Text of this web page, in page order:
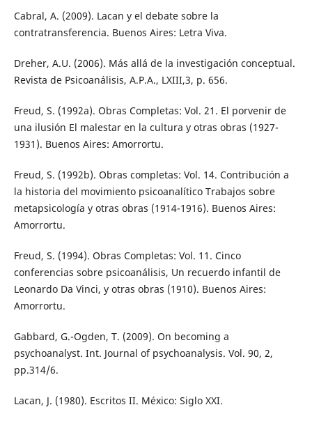
Cabral, A. (2009). Lacan y el debate sobre la
contratransferencia. Buenos Aires: Letra Viva.
Dreher, A.U. (2006). Más allá de la investigación conceptual.
Revista de Psicoanálisis, A.P.A., LXIII,3, p. 656.
Freud, S. (1992a). Obras Completas: Vol. 21. El porvenir de
una ilusión El malestar en la cultura y otras obras (1927-
1931). Buenos Aires: Amorrortu.
Freud, S. (1992b). Obras completas: Vol. 14. Contribución a
la historia del movimiento psicoanalítico Trabajos sobre
metapsicología y otras obras (1914-1916). Buenos Aires:
Amorrortu.
Freud, S. (1994). Obras Completas: Vol. 11. Cinco
conferencias sobre psicoanálisis, Un recuerdo infantil de
Leonardo Da Vinci, y otras obras (1910). Buenos Aires:
Amorrortu.
Gabbard, G.-Ogden, T. (2009). On becoming a
psychoanalyst. Int. Journal of psychoanalysis. Vol. 90, 2,
pp.314/6.
Lacan, J. (1980). Escritos II. México: Siglo XXI.